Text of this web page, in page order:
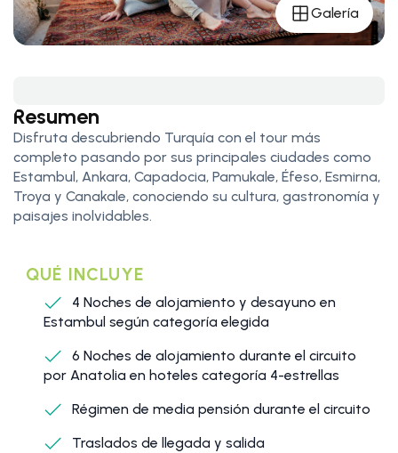
Galería
Resumen
Disfruta descubriendo Turquía con el tour más
completo pasando por sus principales ciudades como
Estambul, Ankara, Capadocia, Pamukale, Éfeso, Esmirna,
Troya y Canakale, conociendo su cultura, gastronomía y
paisajes inolvidables.
QUÉ INCLUYE
4 Noches de alojamiento y desayuno en
Estambul según categoría elegida
6 Noches de alojamiento durante el circuito
por Anatolia en hoteles categoría 4-estrellas
Régimen de media pensión durante el circuito
Traslados de llegada y salida